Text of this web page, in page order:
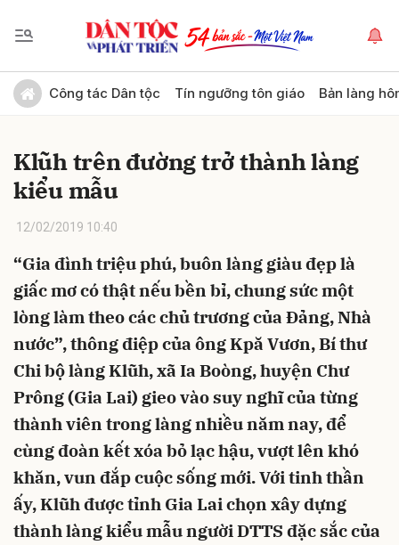
Công tác Dân tộc Tín ngưỡng tôn giáo Bản làng
Klũh trên đường trở thành làng
kiểu mẫu
12/02/2019 10:40
“Gia đình triệu phú, buôn làng giàu đẹp là
giấc mơ có thật nếu bền bỉ, chung sức một
lòng làm theo các chủ trương của Đảng, Nhà
nước”, thông điệp của ông Kpă Vươn, Bí thư
Chi bộ làng Klũh, xã Ia Boòng, huyện Chư
Prông (Gia Lai) gieo vào suy nghĩ của từng
thành viên trong làng nhiều năm nay, để
cùng đoàn kết xóa bỏ lạc hậu, vượt lên khó
khăn, vun đắp cuộc sống mới. Với tinh thần
ấy, Klũh được tỉnh Gia Lai chọn xây dựng
thành làng kiểu mẫu người DTTS đặc sắc của
Gửi bình luận
Hủy Gửi